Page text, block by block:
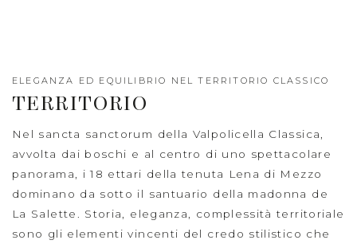
ELEGANZA ED EQUILIBRIO NEL TERRITORIO CLASSICO
TERRITORIO
Nel sancta sanctorum della Valpolicella Classica,
avvolta dai boschi e al centro di uno spettacolare
panorama, i 18 ettari della tenuta Lena di Mezzo
dominano da sotto il santuario della madonna de
La Salette. Storia, eleganza, complessità territoriale
sono gli elementi vincenti del credo stilistico che